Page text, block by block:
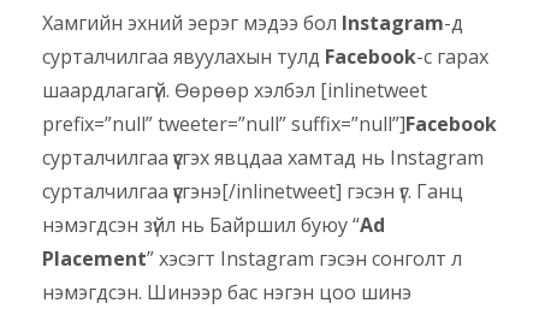
Хамгийн эхний эерэг мэдээ бол Instagram-д
сурталчилгаа явуулахын тулд Facebook-с гарах
шаардлагагүй. Өөрөөр хэлбэл [inlinetweet
prefix=”null” tweeter=”null” suffix=”null”]Facebook
сурталчилгаа үүсгэх явцдаа хамтад нь Instagram
сурталчилгаа үүсгэнэ[/inlinetweet] гэсэн үг. Ганц
нэмэгдсэн зүйл нь Байршил буюу “Ad
Placement” хэсэгт Instagram гэсэн сонголт л
нэмэгдсэн. Шинээр бас нэгэн цоо шинэ